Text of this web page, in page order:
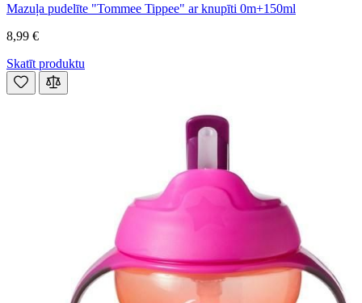
Mazuļa pudelīte "Tommee Tippee" ar knupīti 0m+150ml
8,99 €
Skatīt produktu